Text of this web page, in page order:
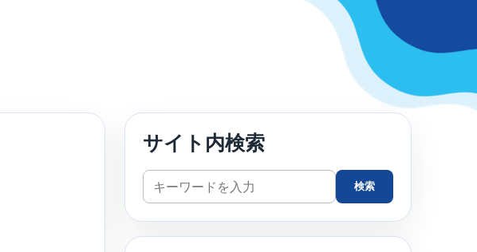
サイト内検索
サ
イ
ト
検索